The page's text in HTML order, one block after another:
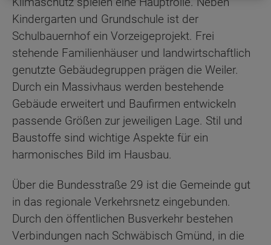
Kindergarten und Grundschule ist der
Schulbauernhof ein Vorzeigeprojekt. Frei
stehende Familienhäuser und landwirtschaftlich
genutzte Gebäudegruppen prägen die Weiler.
Durch ein Massivhaus werden bestehende
Gebäude erweitert und Baufirmen entwickeln
passende Größen zur jeweiligen Lage. Stil und
Baustoffe sind wichtige Aspekte für ein
harmonisches Bild im Hausbau.
Über die Bundesstraße 29 ist die Gemeinde gut
in das regionale Verkehrsnetz eingebunden.
Durch den öffentlichen Busverkehr bestehen
Verbindungen nach Schwäbisch Gmünd, in die